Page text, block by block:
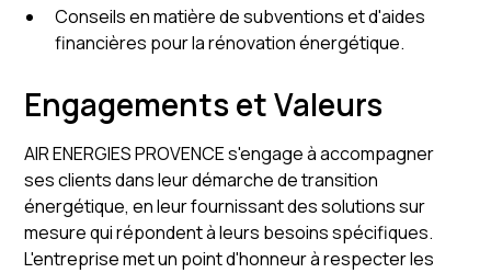
Conseils en matière de subventions et d'aides
financières pour la rénovation énergétique.
Engagements et Valeurs
AIR ENERGIES PROVENCE s'engage à accompagner
ses clients dans leur démarche de transition
énergétique, en leur fournissant des solutions sur
mesure qui répondent à leurs besoins spécifiques.
L'entreprise met un point d'honneur à respecter les